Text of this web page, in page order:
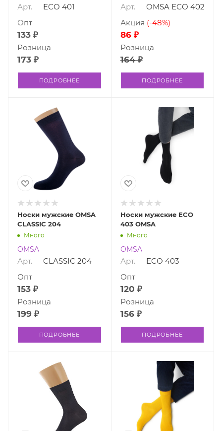
Арт. ECO 401
133 ₽
Опт
173 ₽
Розница
ПОДРОБНЕЕ
Арт. OMSA ECO 402
86 ₽
Акция (-48%)
164 ₽
Розница
ПОДРОБНЕЕ
Носки мужские OMSA
CLASSIC 204
Много
OMSA
Арт. CLASSIC 204
153 ₽
Опт
199 ₽
Розница
ПОДРОБНЕЕ
Носки мужские ECO
403 OMSA
Много
OMSA
Арт. ECO 403
120 ₽
Опт
156 ₽
Розница
ПОДРОБНЕЕ